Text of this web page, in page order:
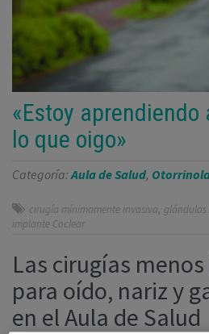
«Estoy
lo que oigo»
Categoría:Aula de Salud,
cirugía mínimamente invasiva, glándulas
implante Coclear
Las cirugías
para oído, nariz y
en el Aula de Salud